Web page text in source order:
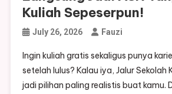
Kuliah Sepeserpun!
July 26, 2026 Fauzi
Ingin kuliah gratis sekaligus punya
setelah lulus? Kalau iya, Jalur Sekolah
jadi pilihan paling realistis buat kamu.